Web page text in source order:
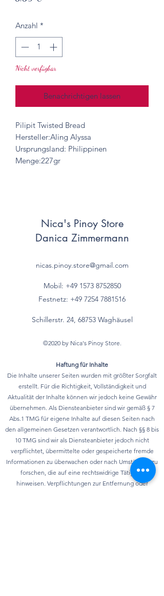
Anzahl *
Nicht verfügbar
Benachrichtigen lassen
Pilipit Twisted Bread
Hersteller:Aling Alyssa
Ursprungsland: Philippinen
Menge:227gr
Nica's Pinoy Store
Danica Zimmermann
nicas.pinoy.store@gmail.com
Mobil: +49 1573 8752850
Festnetz: +49 7254 7881516
Schillerstr. 24, 68753 Waghäusel
©2020 by Nica's Pinoy Store.
Haftung für Inhalte
Die Inhalte unserer Seiten wurden mit größter Sorgfalt
erstellt. Für die Richtigkeit, Vollständigkeit und
Aktualität der Inhalte können wir jedoch keine Gewähr
übernehmen. Als Diensteanbieter sind wir gemäß § 7
Abs.1 TMG für eigene Inhalte auf diesen Seiten nach
den allgemeinen Gesetzen verantwortlich. Nach §§ 8 bis
10 TMG sind wir als Diensteanbieter jedoch nicht
verpflichtet, übermittelte oder gespeicherte fremde
Informationen zu überwachen oder nach Umständen zu
forschen, die auf eine rechtswidrige Tätigkeit
hinweisen. Verpflichtungen zur Entfernung oder